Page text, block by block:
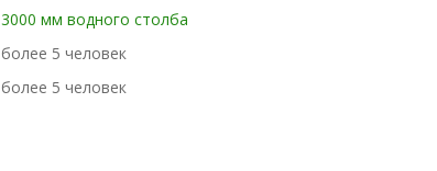
3000 мм водного столба
более 5 человек
более 5 человек